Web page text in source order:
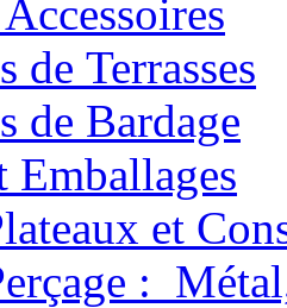
de Terrasses
de Bardage
Emballages
et
: